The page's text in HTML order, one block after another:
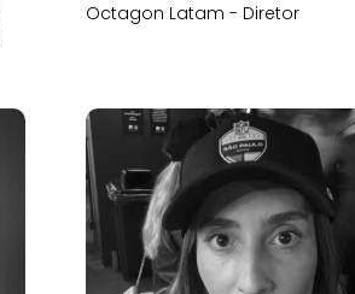
Octagon Latam - Diretor